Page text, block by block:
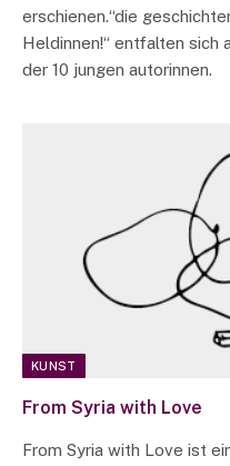
erschienen.“die
Heldinnen!“ entfalten sich
der 10 jungen autorinnen.
KUNST
From Syria with Love
From Syria with Love ist